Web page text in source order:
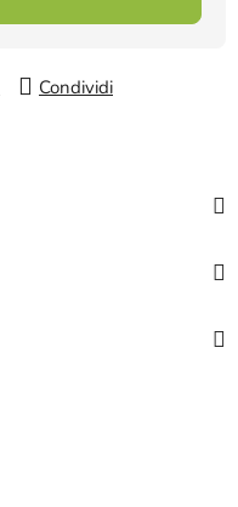
Condividi